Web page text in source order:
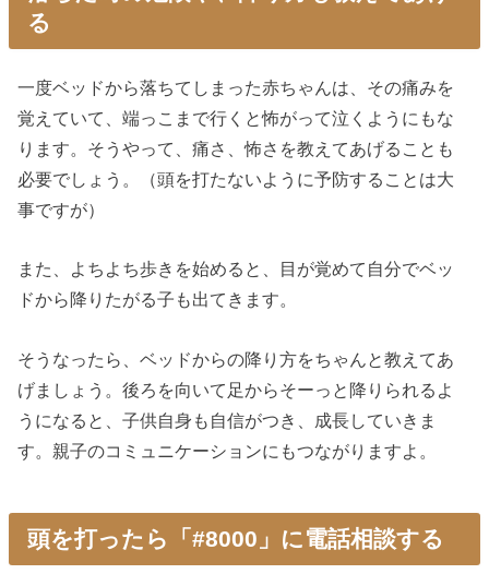
る
一度ベッドから落ちてしまった赤ちゃんは、その痛みを
覚えていて、端っこまで行くと怖がって泣くようにもな
ります。そうやって、痛さ、怖さを教えてあげることも
必要でしょう。（頭を打たないように予防することは大
事ですが）
また、よちよち歩きを始めると、目が覚めて自分でベッ
ドから降りたがる子も出てきます。
そうなったら、ベッドからの降り方をちゃんと教えてあ
げましょう。後ろを向いて足からそーっと降りられるよ
うになると、子供自身も自信がつき、成長していきま
す。親子のコミュニケーションにもつながりますよ。
頭を打ったら「#8000」に電話相談する